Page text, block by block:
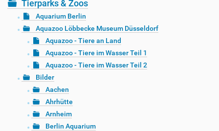
Tierparks & Zoos
Aquarium Berlin
Aquazoo Löbbecke Museum Düsseldorf
Aquazoo - Tiere an Land
Aquazoo - Tiere im Wasser Teil 1
Aquazoo - Tiere im Wasser Teil 2
Bilder
Aachen
Ahrhütte
Arnheim
Berlin Aquarium